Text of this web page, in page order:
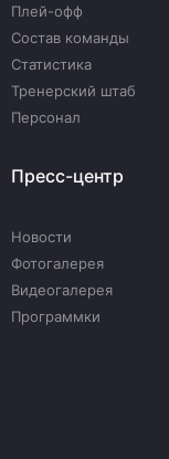
Плей-офф
Состав команды
Статистика
Тренерский штаб
Персонал
Пресс-центр
Новости
Фотогалерея
Видеогалерея
Программки